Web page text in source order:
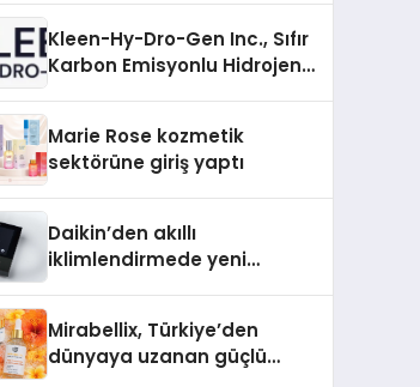
Kleen-Hy-Dro-Gen Inc., Sıfır
Karbon Emisyonlu Hidrojen
Aldı
Marie Rose kozmetik
sektörüne giriş yaptı
Daikin’den akıllı
iklimlendirmede yeni
Mirabellix, Türkiye’den
dünyaya uzanan güçlü